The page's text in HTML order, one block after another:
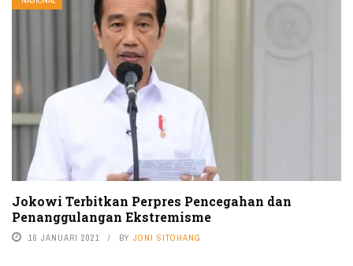
Jokowi Terbitkan Perpres Pencegahan dan
Penanggulangan Ekstremisme
16 JANUARI 2021 BY JONI SITOHANG